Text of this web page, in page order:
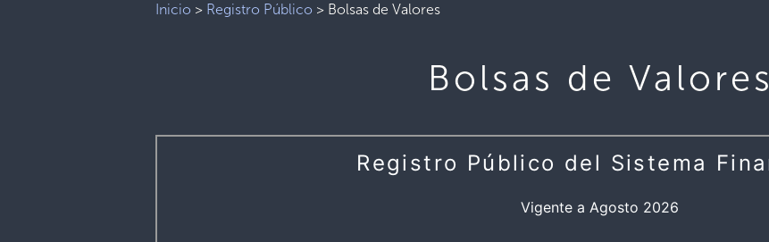
Inicio > Registro Público > Bolsas de Valores
Bolsas de Valores